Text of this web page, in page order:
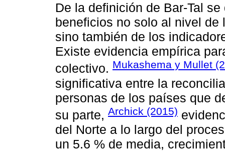
De la definición de Bar-Tal
beneficios no solo al nivel
sino también de los
Existe evidencia empírica
colectivo. Mukashema y Mullet
significativa entre la
personas de los países que
su parte, Archick (2015)
del Norte a lo largo del
un 5.6 % de media,